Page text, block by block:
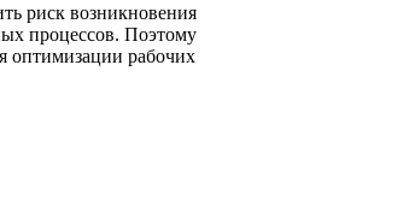
риск возникновения
процессов. Поэтому
оптимизации рабочих